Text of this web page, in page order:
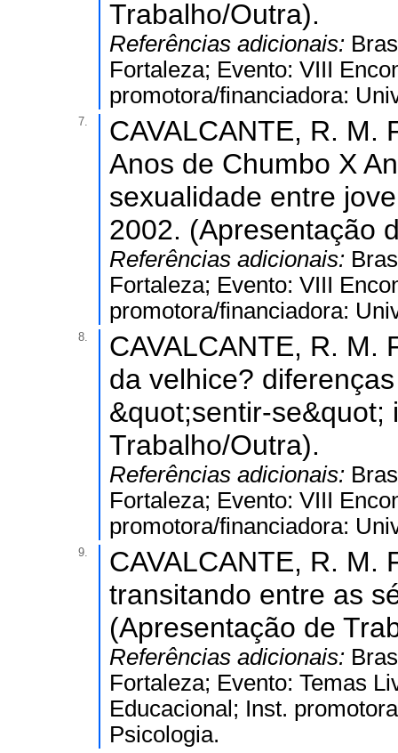
Trabalho/Outra).
Referências adicionais:
Fortaleza; Evento: VIII
promotora/financiadora:
7.
CAVALCANTE, R. M.
Anos de Chumbo X
sexualidade entre
2002. (Apresentação
Referências adicionais:
Fortaleza; Evento: VIII
promotora/financiadora:
8.
CAVALCANTE, R. M.
da velhice?
&quot;sentir-se&quot;
Trabalho/Outra).
Referências adicionais:
Fortaleza; Evento: VIII
promotora/financiadora:
9.
CAVALCANTE, R. M.
transitando entre as
(Apresentação de
Referências adicionais:
Fortaleza; Evento: Temas
Educacional; Inst.
Psicologia.